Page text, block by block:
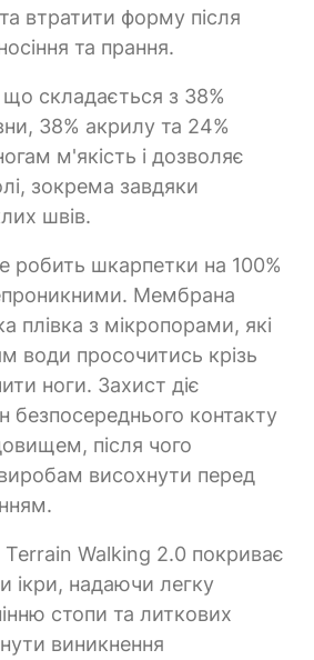
втратити форму після
та прання.
складається з 38%
38% акрилу та 24%
м'якість і дозволяє
зокрема завдяки
швів.
робить шкарпетки на 100%
Мембрана
плівка з мікропорами, які
води просочитись крізь
ноги. Захист діє
безпосереднього контакту
після чого
висохнути перед
Walking 2.0 покриває
ікри, надаючи легку
стопи та литкових
виникнення